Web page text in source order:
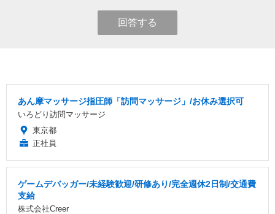
回答する
あん摩マッサージ指圧師「訪問マッサージ」/お休み選択可
いろどり訪問マッサージ
東京都
正社員
ゲームデバッガー/未経験歓迎/研修あり/完全週休2日制/交通費
支給
株式会社Creer